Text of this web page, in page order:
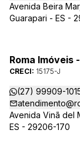
Avenida Beira
Guarapari - ES -
Roma Imóveis
CRECI: 15175-J
(27) 99909-
Avenida Vinã del
ES - 29206-170